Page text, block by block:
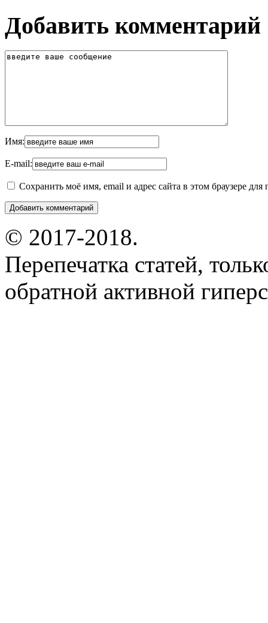
Добавить комментарий
Имя:
E-mail:
Сохранить моё имя, email и адрес сайта в этом браузере
© 2017-2018.
Перепечатка статей,
обратной активной